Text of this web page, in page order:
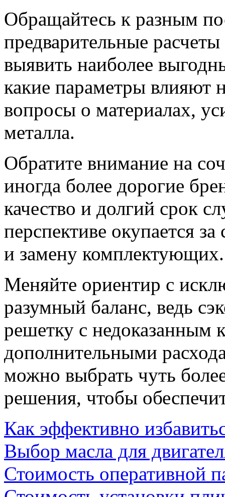
Обращайтесь к разным
предварительные
выявить наиболее
какие параметры влияют
вопросы о материалах,
металла.
Обратите внимание на
иногда более дорогие
качество и долгий срок
перспективе окупается
и замену комплектующих.
Меняйте ориентир с
разумный баланс, ведь
решетку с недоказанным
дополнительными
можно выбрать чуть
решения, чтобы
Как эффективно
Выбор масла для
Стоимость оперативной